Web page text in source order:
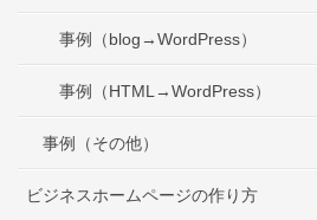
事例（blog→WordPress）
事例（HTML→WordPress）
事例（その他）
ビジネスホームページの作り方